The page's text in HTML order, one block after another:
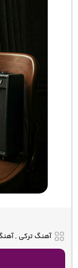
آهنگ ترکی ,